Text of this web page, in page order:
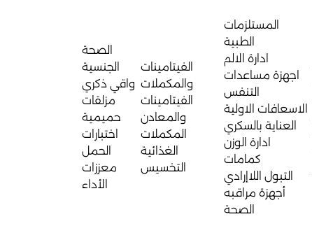
المستلزمات
الطبية
ادارة الالم
اجهزة مساعدات
التنفس
الاسعافات الاولية
العناية بالسكري
ادارة الوزن
كمامات
التبول اللاإرادي
أجهزة مراقبه
الصحة
الفيتامينات
والمكملات
الفيتامينات
والمعادن
المكملات
الغذائية
التخسيس
الصحة
الجنسية
واقي ذكري
مزلقات
حميمية
اختبارات
الحمل
معززات
الأداء